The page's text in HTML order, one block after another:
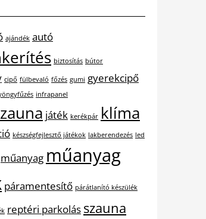
ajándék autó
biztosítás bútor
cipő fülbevaló főzés gumi gyerekcipő
infrapanel
játék kerékpár klíma
készségfejlesztő játékok lakberendezés led
műanyag műanyag
páramentesítő párátlanító készülék
reptéri parkolás szauna